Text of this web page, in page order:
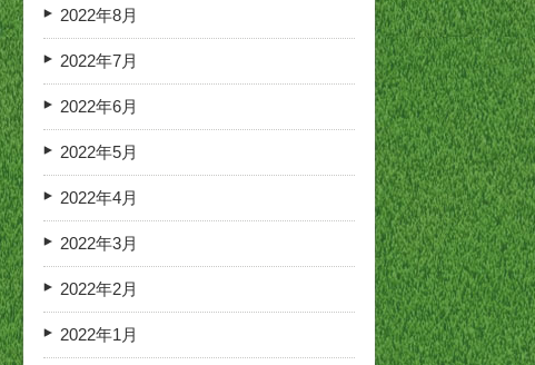
2022年8月
2022年7月
2022年6月
2022年5月
2022年4月
2022年3月
2022年2月
2022年1月